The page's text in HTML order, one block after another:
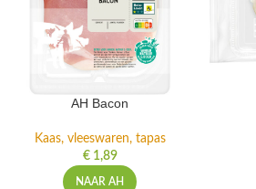
AH Bacon
Kaas, vleeswaren, tapas
€1,89
NAAR AH